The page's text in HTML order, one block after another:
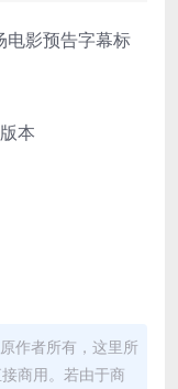
电影预告字幕标
本
作者所有，这里所
商用。若由于商